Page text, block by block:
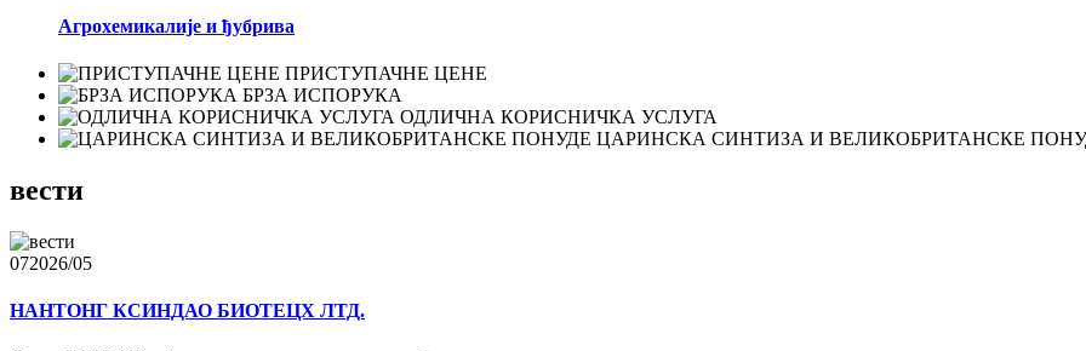
Агрохемикалије и ђубрива
ПРИСТУПАЧНЕ ЦЕНЕ
БРЗА ИСПОРУКА
ОДЛИЧНА КОРИСНИЧКА УСЛУГА
ЦАРИНСКА СИНТИЗА И ВЕЛИКОБРИТАНСКЕ
вести
072026/05
НАНТОНГ КСИНДАО БИОТЕЦХ ЛТД.